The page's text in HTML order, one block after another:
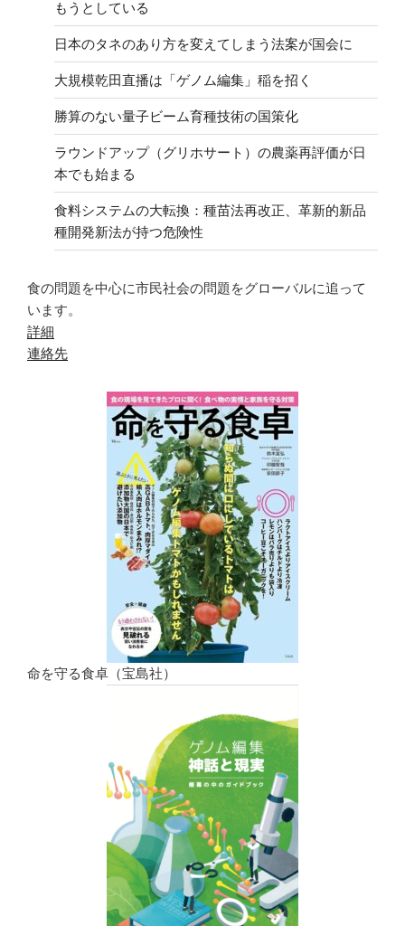
もうとしている
日本のタネのあり方を変えてしまう法案が国会に
大規模乾田直播は「ゲノム編集」稲を招く
勝算のない量子ビーム育種技術の国策化
ラウンドアップ（グリホサート）の農薬再評価が日
本でも始まる
食料システムの大転換：種苗法再改正、革新的新品
種開発新法が持つ危険性
食の問題を中心に市民社会の問題をグローバルに追って
います。
詳細
連絡先
命を守る食卓（宝島社）